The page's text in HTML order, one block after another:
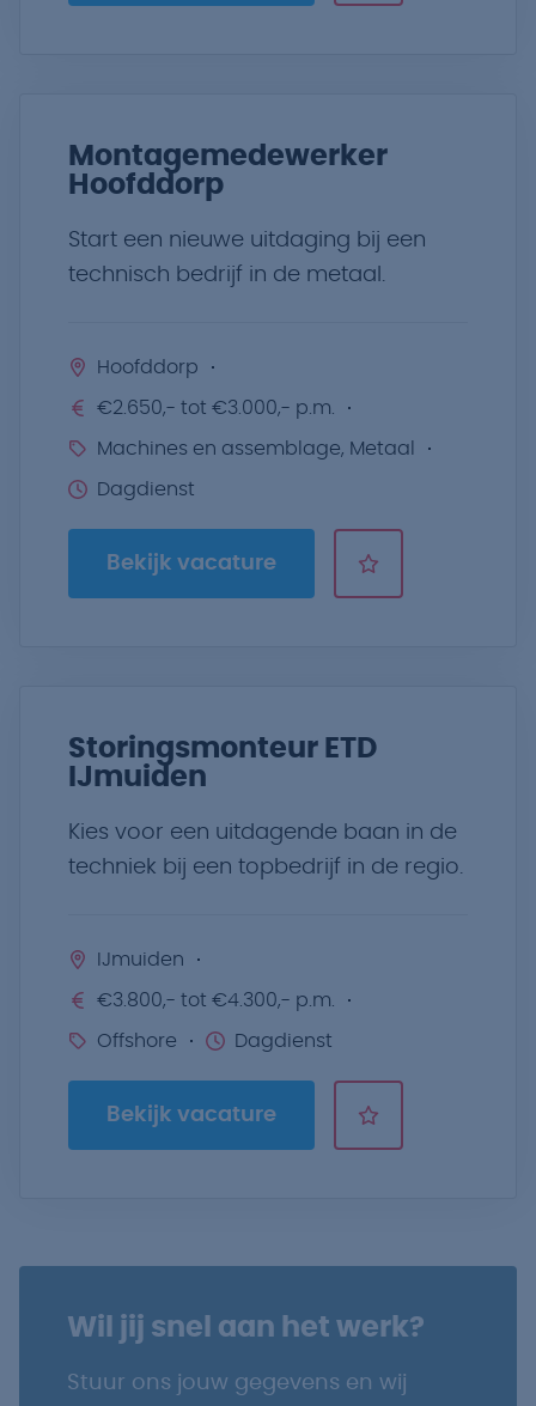
Montagemedewerker
Hoofddorp
Start een nieuwe uitdaging bij een
technisch bedrijf in de metaal.
Hoofddorp
€2.650,- tot €3.000,- p.m.
Machines en assemblage, Metaal
Dagdienst
Bekijk vacature
Storingsmonteur ETD
IJmuiden
Kies voor een uitdagende baan in de
techniek bij een topbedrijf in de regio.
IJmuiden
€3.800,- tot €4.300,- p.m.
Offshore Dagdienst
Bekijk vacature
Wil jij snel aan het werk?
Stuur ons jouw gegevens en wij